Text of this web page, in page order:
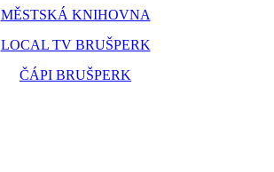
MĚSTSKÁ KNIHOVNA
LOCAL TV BRUŠPERK
ČÁPI BRUŠPERK